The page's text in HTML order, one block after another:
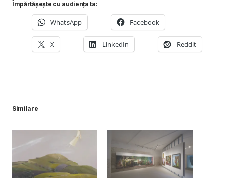
Împărtășește cu audiența ta:
WhatsApp Facebook
X LinkedIn Reddit
Similare